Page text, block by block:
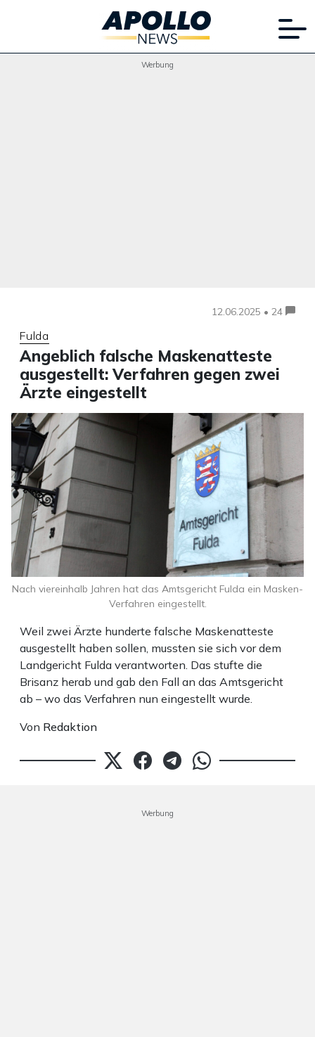
Werbung
12.06.2025 • 24
Fulda
Angeblich falsche Maskenatteste
ausgestellt: Verfahren gegen zwei
Ärzte eingestellt
Weil zwei Ärzte hunderte falsche Maskenatteste
ausgestellt haben sollen, mussten sie sich vor dem
Landgericht Fulda verantworten. Das stufte die
Brisanz herab und gab den Fall an das Amtsgericht
ab – wo das Verfahren nun eingestellt wurde.
Von Redaktion
Nach viereinhalb Jahren hat das Amtsgericht Fulda ein Masken-
Verfahren eingestellt.
Werbung